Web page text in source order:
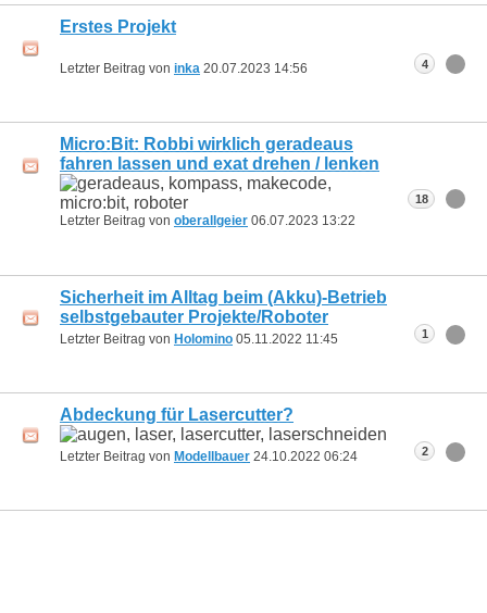
Erstes Projekt
Letzter Beitrag von inka 20.07.2023 14:56 4
Micro:Bit: Robbi wirklich geradeaus
fahren lassen und exat drehen / lenken
Letzter Beitrag von oberallgeier 06.07.2023 13:22
18
Sicherheit im Alltag beim (Akku)-Betrieb
selbstgebauter Projekte/Roboter
Letzter Beitrag von Holomino 05.11.2022 11:45 1
Abdeckung für Lasercutter?
Letzter Beitrag von Modellbauer 24.10.2022 06:24 2